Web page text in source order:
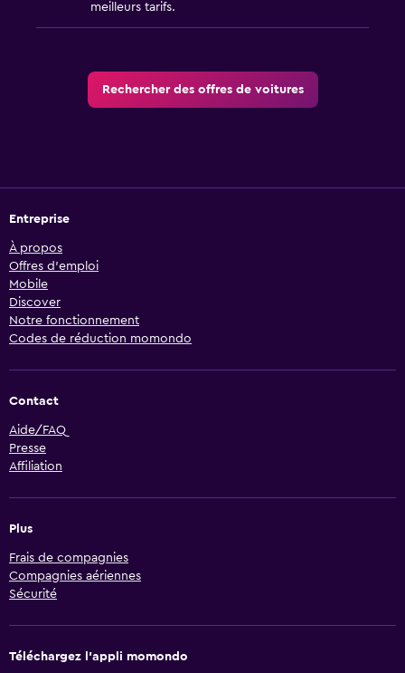
meilleurs tarifs.
Rechercher des offres de voitures
Entreprise
À propos
Offres d’emploi
Mobile
Discover
Notre fonctionnement
Codes de réduction momondo
Contact
Aide/FAQ
Presse
Affiliation
Plus
Frais de compagnies
Compagnies aériennes
Sécurité
Téléchargez l’appli momondo